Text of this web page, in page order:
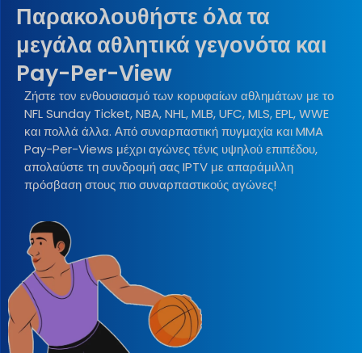
Παρακολουθήστε όλα τα
μεγάλα αθλητικά γεγονότα και
Pay-Per-View
Ζήστε τον ενθουσιασμό των κορυφαίων αθλημάτων με το
NFL Sunday Ticket, NBA, NHL, MLB, UFC, MLS, EPL, WWE
και πολλά άλλα. Από συναρπαστική πυγμαχία και MMA
Pay-Per-Views μέχρι αγώνες τένις υψηλού επιπέδου,
απολαύστε τη συνδρομή σας IPTV με απαράμιλλη
πρόσβαση στους πιο συναρπαστικούς αγώνες!